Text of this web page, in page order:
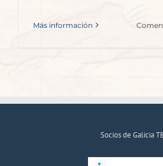
Más información
Socios de Galicia